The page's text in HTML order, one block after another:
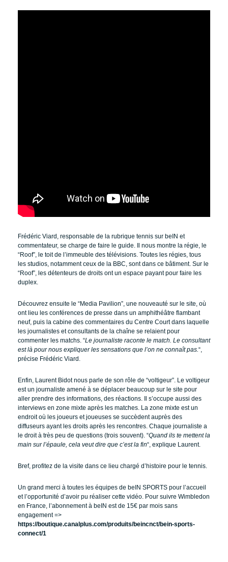
Frédéric Viard, responsable de la rubrique tennis sur beIN et
commentateur, se charge de faire le guide. Il nous montre la régie, le
“Roof”, le toit de l’immeuble des télévisions. Toutes les régies, tous
les studios, notamment ceux de la BBC, sont dans ce bâtiment. Sur le
“Roof”, les détenteurs de droits ont un espace payant pour faire les
duplex.
Découvrez ensuite le “Media Pavilion”, une nouveauté sur le site, où
ont lieu les conférences de presse dans un amphithéâtre flambant
neuf, puis la cabine des commentaires du Centre Court dans laquelle
les journalistes et consultants de la chaîne se relaient pour
commenter les matchs. “Le journaliste raconte le match. Le consultant
est là pour nous expliquer les sensations que l’on ne connaît pas. “,
précise Frédéric Viard.
Enfin, Laurent Bidot nous parle de son rôle de “voltigeur”. Le voltigeur
est un journaliste amené à se déplacer beaucoup sur le site pour
aller prendre des informations, des réactions. Il s’occupe aussi des
interviews en zone mixte après les matches. La zone mixte est un
endroit où les joueurs et joueuses se succèdent auprès des
diffuseurs ayant les droits après les rencontres. Chaque journaliste a
le droit à très peu de questions (trois souvent). “Quand ils te mettent la
main sur l’épaule, cela veut dire que c’est la fin“, explique Laurent.
Bref, profitez de la visite dans ce lieu chargé d’histoire pour le tennis.
Un grand merci à toutes les équipes de beIN SPORTS pour l’accueil
et l’opportunité d’avoir pu réaliser cette vidéo. Pour suivre Wimbledon
en France, l’abonnement à beIN est de 15€ par mois sans
engagement =>
https://boutique.canalplus.com/produits/beincnct/bein-sports-
connect/1